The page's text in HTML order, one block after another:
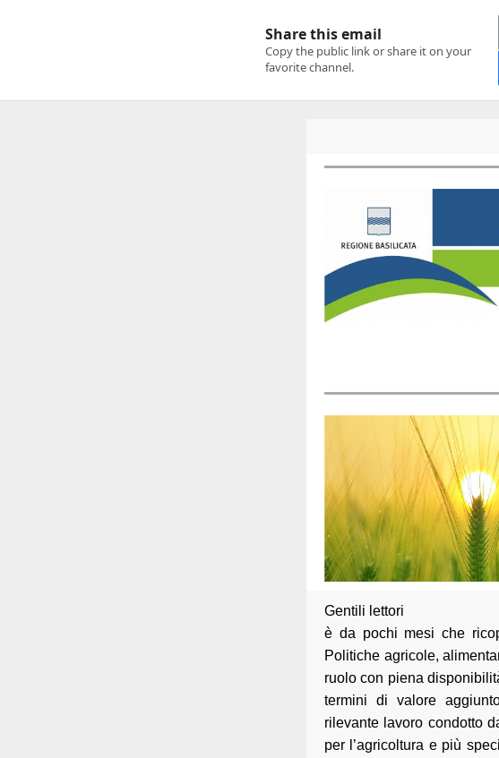
Gentili lettori
è da pochi mesi che
Politiche agricole,
ruolo con piena
termini di valore
rilevante lavoro condotto
per l’agricoltura e più